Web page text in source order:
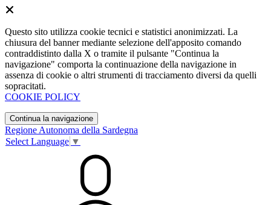
Questo sito utilizza cookie tecnici e statistici anonimizzati. La
chiusura del banner mediante selezione dell'apposito comando
contraddistinto dalla X o tramite il pulsante "Continua la
navigazione" comporta la continuazione della navigazione in
assenza di cookie o altri strumenti di tracciamento diversi da quelli
sopracitati.
COOKIE POLICY
Continua la navigazione
Regione Autonoma della Sardegna
Select Language ▼